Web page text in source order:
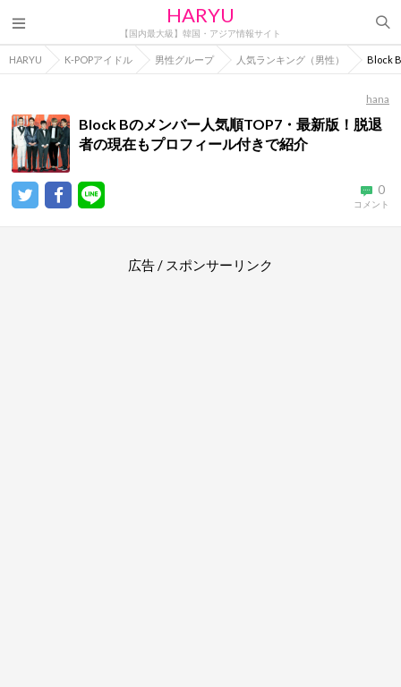
HARYU
【国内最大級】韓国・アジア情報サイト
HARYU K-POPアイドル 男性グループ 人気ランキング（男性） Block
hana
Block Bのメンバー人気順TOP7・最新版！脱退
者の現在もプロフィール付きで紹介
0
コメント
広告 / スポンサーリンク